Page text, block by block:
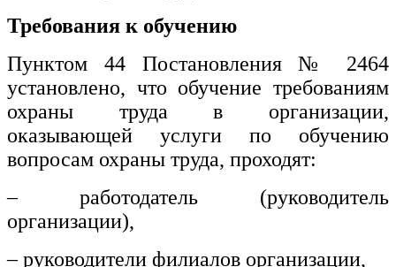
Управление в технических системах
Ветеринария и зоотехника
Подготовка к периодической
Основные Услуги
Дополнительные Услуги
Требования к обучению
Пунктом 44 Постановления № 2464
установлено, что обучение требованиям
охраны труда в организации,
оказывающей услуги по обучению
вопросам охраны труда, проходят:
– работодатель (руководитель
организации),
– руководители филиалов организации,